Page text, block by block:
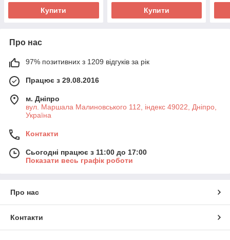
Купити Купити
Про нас
97% позитивних з 1209 відгуків за рік
Працює з 29.08.2016
м. Дніпро
вул. Маршала Малиновського 112, індекс 49022, Дніпро,
Україна
Контакти
Сьогодні працює з 11:00 до 17:00
Показати весь графік роботи
Про нас
Контакти